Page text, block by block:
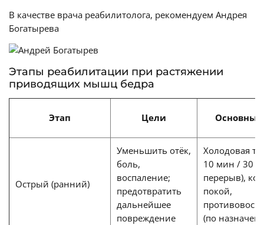
В качестве врача реабилитолога, рекомендуем Андрея
Богатырева
Этапы реабилитации при растяжении
приводящих мышц бедра
Этап Цели
Острый (ранний)
Уменьшить отёк,
боль,
воспаление;
предотвратить
дальнейшее
повреждение
Холодовая
10 мин / 30
перерыв),
покой,
(по